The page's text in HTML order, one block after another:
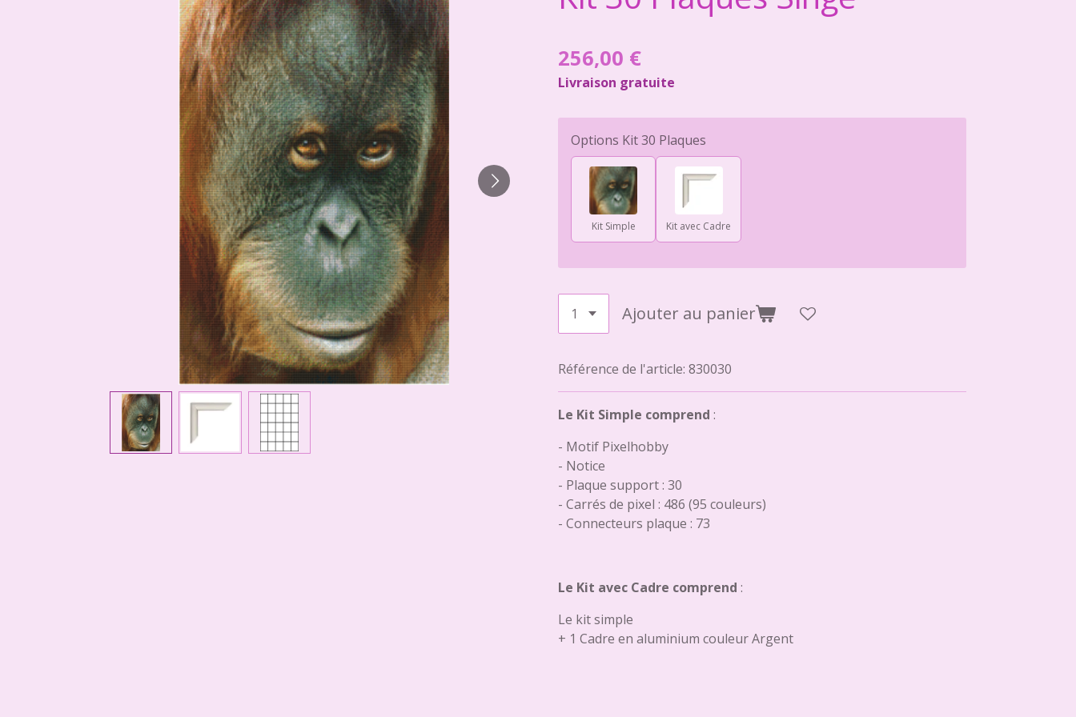
256,00 €
Livraison gratuite
Options Kit 30 Plaques
Kit Simple Kit avec Cadre
Ajouter au panier
Référence de l'article: 830030
Le Kit Simple comprend :
- Motif Pixelhobby
- Notice
- Plaque support : 30
- Carrés de pixel : 486 (95 couleurs)
- Connecteurs plaque : 73
Le Kit avec Cadre comprend :
Le kit simple
+ 1 Cadre en aluminium couleur Argent